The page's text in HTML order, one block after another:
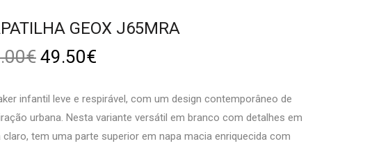
GEOX J65MRA
€ 49.50€
infantil leve e respirável, com um design contemporâneo de
urbana. Nesta variante versátil em branco com detalhes em
claro, tem uma parte superior em napa macia enriquecida com